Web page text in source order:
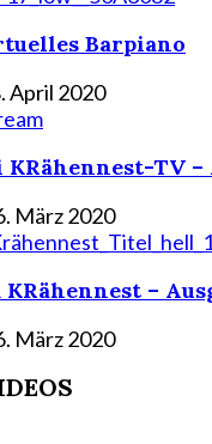
Barpiano
April 2020
KRähennest-TV
März 2020
–
März 2020